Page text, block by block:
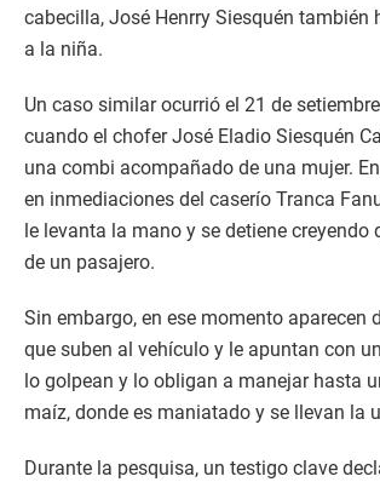
cabecilla, José Henrry Siesquén también
a la niña.
Un caso similar ocurrió el 21 de
cuando el chofer José Eladio Siesquén
una combi acompañado de una mujer.
en inmediaciones del caserío Tranca
le levanta la mano y se detiene creyendo
de un pasajero.
Sin embargo, en ese momento aparecen
que suben al vehículo y le apuntan con
lo golpean y lo obligan a manejar hasta
maíz, donde es maniatado y se llevan la
Durante la pesquisa, un testigo clave